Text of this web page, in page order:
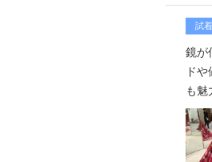
試
鏡が
ド
も魅